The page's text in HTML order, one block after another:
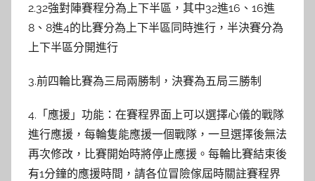
2.32強對陣賽程分為上下半區，其中32進16、16進
8、8進4的比賽分為上下半區同時進行，半決賽分為
上下半區分開進行
3.前四輪比賽為三局兩勝制，決賽為五局三勝制
4.「應援」功能：在賽程界面上可以選擇心儀的戰隊
進行應援，每輪隻能應援一個戰隊，一旦選擇後無法
再次修改，比賽開始時將停止應援。每輪比賽結束後
有1分鐘的應援時間，請各位冒險傢屆時關註賽程界